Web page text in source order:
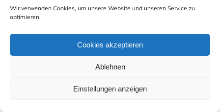
Wir verwenden Cookies, um unsere Website und unseren Service zu
optimieren.
Cookies akzeptieren
Ablehnen
Einstellungen anzeigen
E-Mail:info@magic-concepts.de
Im Falle eines wirksamen Widerrufs sind die
zurückzugewähren und ggf. gezogene Nutzungen
(z. B. Zinsen) herauszugeben. Können Sie uns die
empfangene Leistung sowie Nutzungen (z. B.